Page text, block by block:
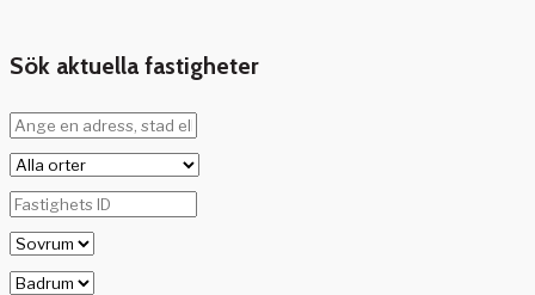
Sök aktuella fastigheter